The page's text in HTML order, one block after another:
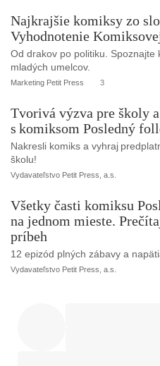
Najkrajšie komiksy zo
Vyhodnotenie
Od drakov po politiku. Spoznajte
mladých umelcov.
Marketing Petit Press 3
Tvorivá výzva pre školy
s komiksom Posledný
Nakresli komiks a vyhraj
školu!
Vydavateľstvo Petit Press, a.s.
Všetky časti komiksu
na jednom mieste.
príbeh
12 epizód plných zábavy a
Vydavateľstvo Petit Press, a.s.